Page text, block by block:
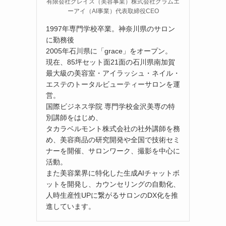
ーアイ（AI事業）代表取締役CEO
1997年専門学校卒業。神奈川県のサロン
に勤務後
2005年石川県に「grace」をオープン。
現在、85坪セット面21面の石川県南加賀
最大級の美容室・アイラッシュ・ネイル・
エステのトータルビューティーサロンを運
営。
国際ビジネス学院 専門学校金沢美専の特
別講師をはじめ、
タカラベルモント株式会社の社外講師を務
め、美容商品の研究開発や全国で技術セミ
ナーを開催、サロンワーク、撮影を中心に
活動。
また美容業界に特化した生成AIチャットボ
ットを開発し、カウンセリングの自動化、
人時生産性UPに繋がるサロンのDX化を推
進しています。